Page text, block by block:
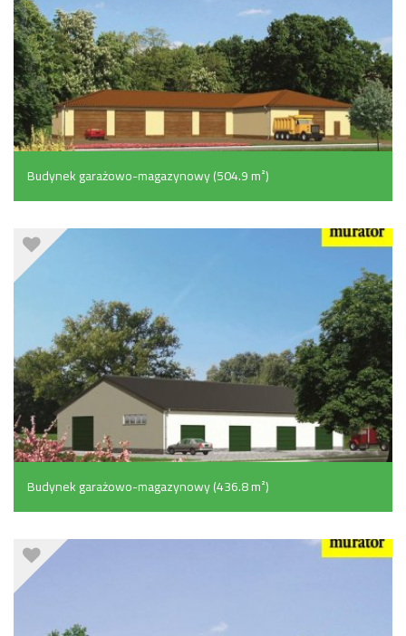
Budynek garażowo-magazynowy (504.9 m²)
Budynek garażowo-magazynowy (436.8 m²)